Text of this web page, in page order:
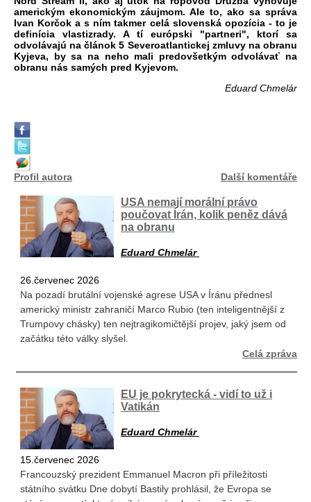
americkým ekonomickým záujmom. Ale to, ako sa správa
Ivan Korčok a s nímtakmercelá slovenská opozícia- to je
definícia vlastizrady. A tí európski "partneri", ktorí
sa
odvolávajú načlánok 5 Severoatlantickej zmluvyna obranu
Kyjeva, bysa na neho mali predovšetkým odvolávať na
obranu nás samých pred Kyjevom.
Eduard Chmelár
Profil autora Další komentáře
USA nemají morální právo
poučovat Írán, kolik peněz dává
na obranu
Eduard Chmelár
26.červenec 2026
Na pozadí brutální vojenské agrese USA v Íránu přednesl
americký ministr zahraničí Marco Rubio (ten inteligentnější z
Trumpovy chásky) ten nejtragikomičtější projev, jaký jsem od
začátku této války slyšel.
Celá zpráva
EU je pokrytecká - vidí to už i
Vatikán
Eduard Chmelár
15.červenec 2026
Francouzský prezident Emmanuel Macron při příležitosti
státního svátku Dne dobytí Bastily prohlásil, že Evropa se